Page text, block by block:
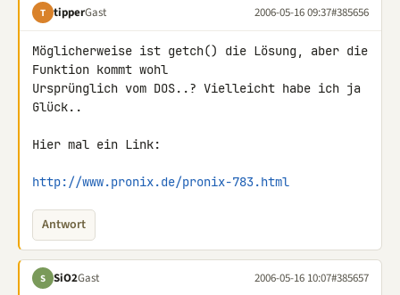
T tipperGast 2006-05-16 09:37#385656
Möglicherweise ist getch() die Lösung, aber die
Funktion kommt wohl
Ursprünglich vom DOS..? Vielleicht habe ich ja
Glück..
Hier mal ein Link:
http://www.pronix.de/pronix-783.html
Antwort
S SiO2Gast 2006-05-16 10:07#385657